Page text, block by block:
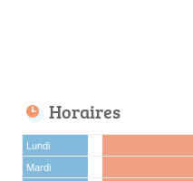
Horaires
Lundi
Mardi